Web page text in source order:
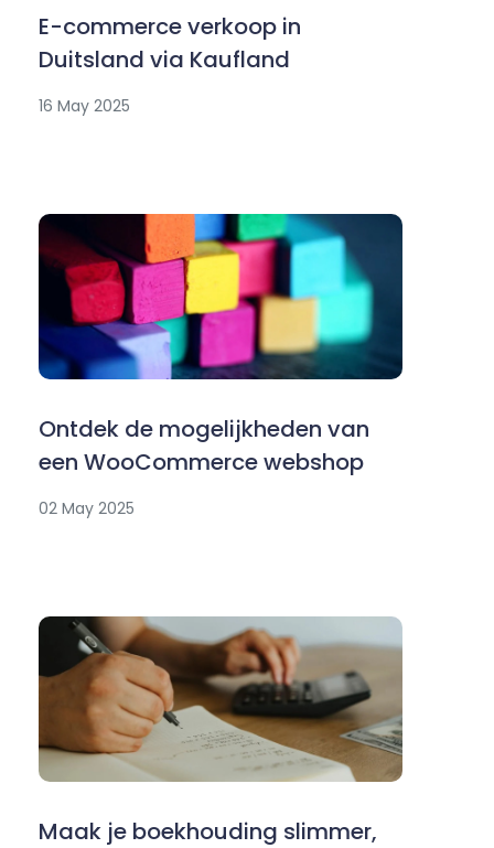
E-commerce verkoop in
Duitsland via Kaufland
16 May 2025
Ontdek de mogelijkheden van
een WooCommerce webshop
02 May 2025
Maak je boekhouding slimmer,